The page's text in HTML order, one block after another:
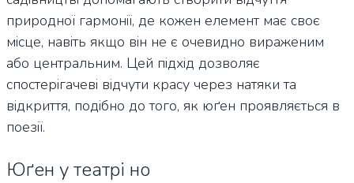
природної гармонії, де кожен елемент має своє
місце, навіть якщо він не є очевидно вираженим
або центральним. Цей підхід дозволяє
спостерігачеві відчути красу через натяки та
відкриття, подібно до того, як юґен проявляється в
поезії.
Юґен у театрі но